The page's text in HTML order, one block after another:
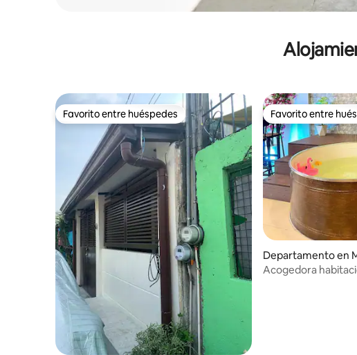
Favorito entre huéspedes
Favorito entre huéspedes Favorito entre
Favorito entre
Departamento en
Acogedora